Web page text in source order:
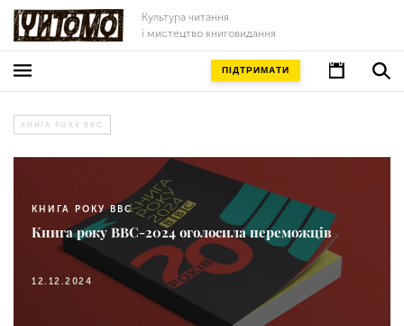
Культура читання
і мистецтво книговидання
ПІДТРИМАТИ
КНИГА РОКУ BBC
КНИГА РОКУ BBC
Книга року BBC-2024 оголосила переможців
12.12.2024